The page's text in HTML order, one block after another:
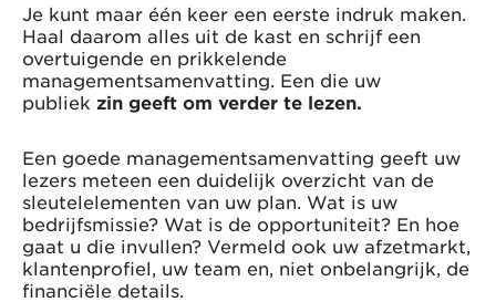
Je kunt maar één keer een eerste indruk maken.
Haal daarom alles uit de kast en schrijf een
overtuigende en prikkelende
managementsamenvatting. Een die uw
publiek zin geeft om verder te lezen.
Een goede managementsamenvatting geeft uw
lezers meteen een duidelijk overzicht van de
sleutelelementen van uw plan. Wat is uw
bedrijfsmissie? Wat is de opportuniteit? En hoe
gaat u die invullen? Vermeld ook uw afzetmarkt,
klantenprofiel, uw team en, niet onbelangrijk, de
financiële details.